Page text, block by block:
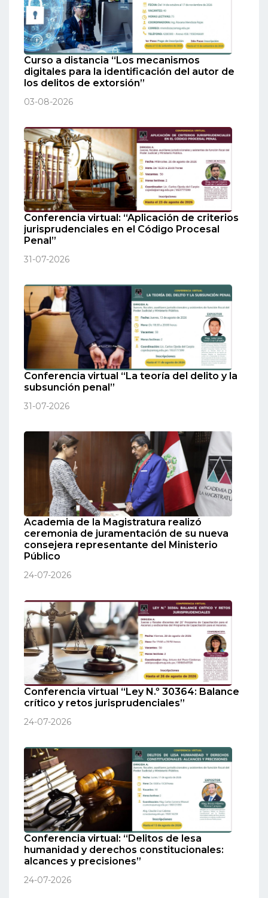
Curso a distancia “Los mecanismos
digitales para la identificación del autor de
los delitos de extorsión”
03-08-2026
Conferencia virtual: “Aplicación de criterios
jurisprudenciales en el Código Procesal
Penal”
31-07-2026
Conferencia virtual “La teoría del delito y la
subsunción penal”
31-07-2026
Academia de la Magistratura realizó
ceremonia de juramentación de su nueva
consejera representante del Ministerio
Público
24-07-2026
Conferencia virtual “Ley N.º 30364: Balance
crítico y retos jurisprudenciales”
24-07-2026
Conferencia virtual: “Delitos de lesa
humanidad y derechos constitucionales:
alcances y precisiones”
24-07-2026